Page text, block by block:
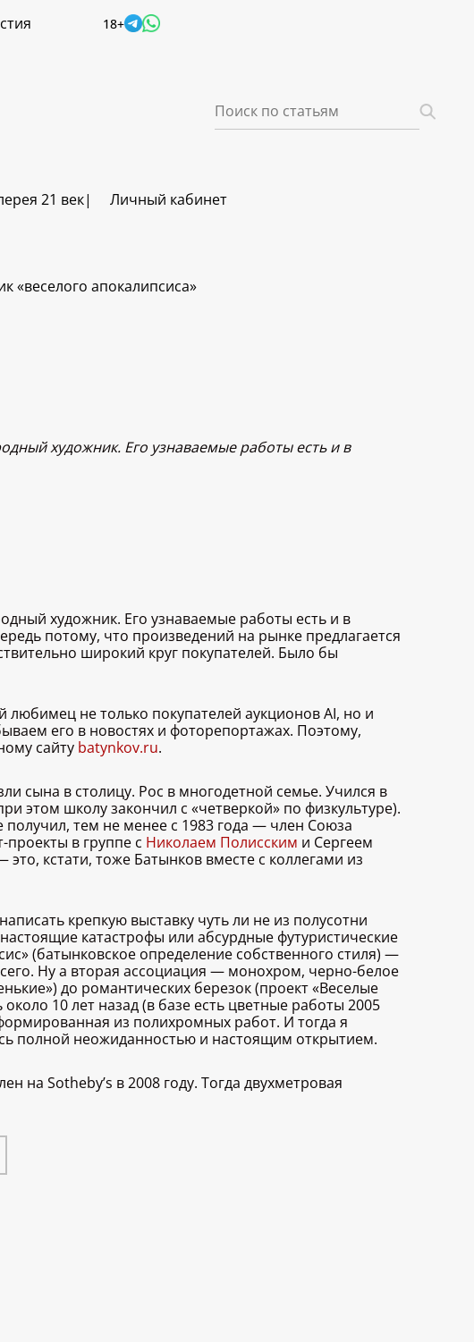
18+
21 век Личный кабинет
«веселого апокалипсиса»
художник. Его узнаваемые работы есть и в
художник. Его узнаваемые работы есть и в
потому, что произведений на рынке предлагается
широкий круг покупателей. Было бы
не только покупателей аукционов AI, но и
его в новостях и фоторепортажах. Поэтому,
сайту batynkov.ru.
сына в столицу. Рос в многодетной семье. Учился в
этом школу закончил с «четверкой» по физкультуре).
тем не менее с 1983 года — член Союза
в группе с Николаем Полисским и Сергеем
кстати, тоже Батынков вместе с коллегами из
крепкую выставку чуть ли не из полусотни
катастрофы или абсурдные футуристические
(батынковское определение собственного стиля) —
Ну а вторая ассоциация — монохром, черно-белое
до романтических березок (проект «Веселые
10 лет назад (в базе есть цветные работы 2005
из полихромных работ. И тогда я
полной неожиданностью и настоящим открытием.
на Sotheby’s в 2008 году. Тогда двухметровая